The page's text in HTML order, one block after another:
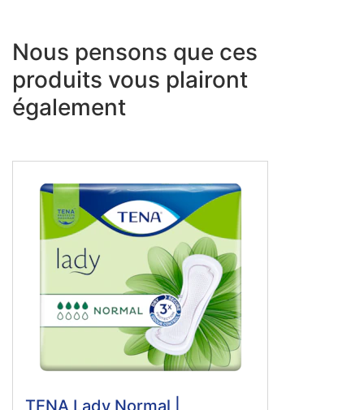
Nous pensons que ces
produits vous plairont
également
TENA Lady Normal |